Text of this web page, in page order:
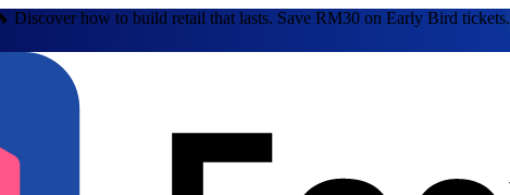
Discover how to build retail that lasts. Save RM30 on Early Bird tickets.